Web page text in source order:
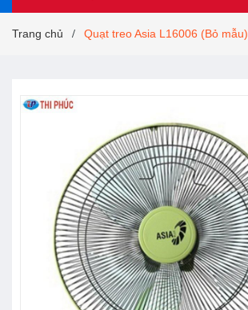
Trang chủ / Quạt treo Asia L16006 (Bỏ mẫu)